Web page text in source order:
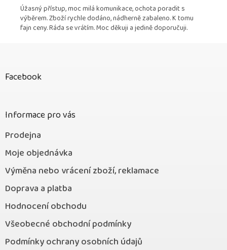
Úžasný přístup, moc milá komunikace, ochota poradit s
výběrem. Zboží rychle dodáno, nádherně zabaleno. K tomu
fajn ceny. Ráda se vrátím. Moc děkuji a jedině doporučuji.
Facebook
Informace pro vás
Prodejna
Moje objednávka
Výměna nebo vrácení zboží, reklamace
Doprava a platba
Hodnocení obchodu
Všeobecné obchodní podmínky
Podmínky ochrany osobních údajů